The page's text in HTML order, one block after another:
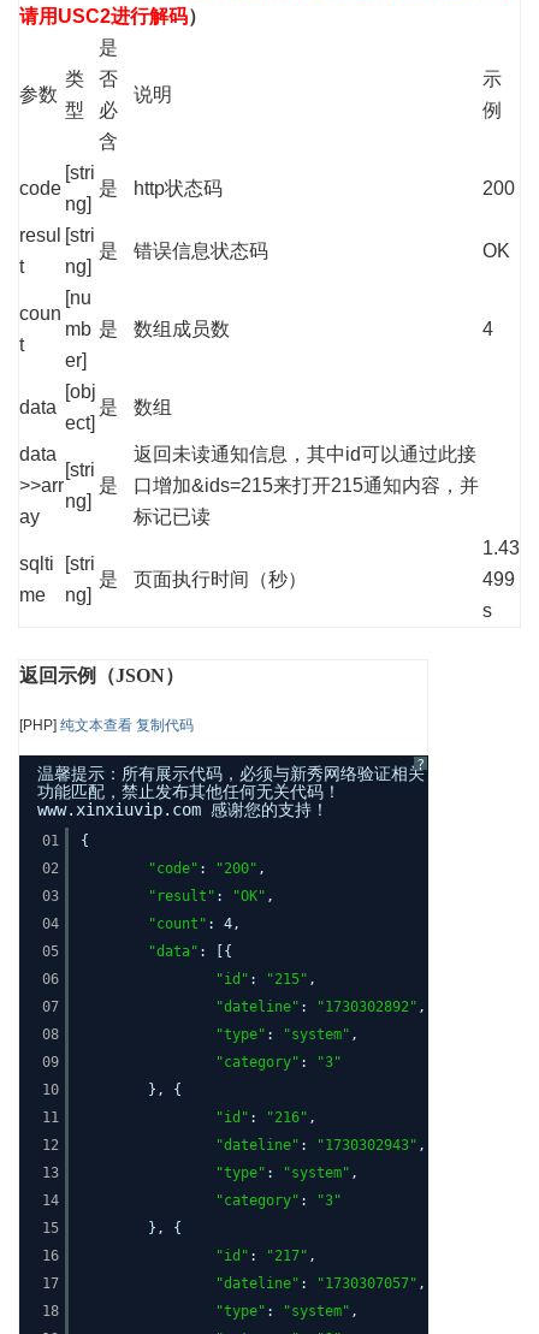
请用USC2进行解码）
参数
类
型
是
否
必
含
说明
示
例
code
[stri
ng]
是 http状态码 200
resul
t
[stri
ng]
是 错误信息状态码 OK
coun
t
[nu
mb
er]
是 数组成员数 4
data
[obj
ect]
是 数组
data
>>arr
ay
[stri
ng]
是
返回未读通知信息，其中id可以通过此接
口增加&ids=215来打开215通知内容，并
标记已读
sqlti
me
[stri
ng]
是 页面执行时间（秒）
1.43
499
s
返回示例（JSON）
[PHP] 纯文本查看 复制代码
?
温馨提示：所有展示代码，必须与新秀网络验证相关
功能匹配，禁止发布其他任何无关代码！
www.xinxiuvip.com 感谢您的支持！
01
02
03
04
05
06
07
08
09
10
11
12
13
14
15
16
17
18
{
"code" : "200" ,
"result" : "OK" ,
"count" : 4,
"data" : [{
"id" : "215" ,
"dateline" : "1730302892" ,
"type" : "system" ,
"category" :
"3"
}, {
"id" : "216" ,
"dateline" : "1730302943" ,
"type" : "system" ,
"category" :
"3"
}, {
"id" : "217" ,
"dateline" : "1730307057" ,
"type" : "system" ,